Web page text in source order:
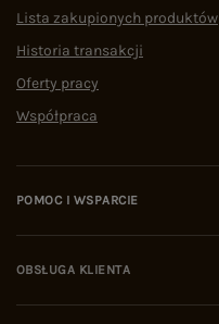
Lista zakupionych produktów
Historia transakcji
Oferty pracy
Współpraca
POMOC I WSPARCIE
OBSŁUGA KLIENTA